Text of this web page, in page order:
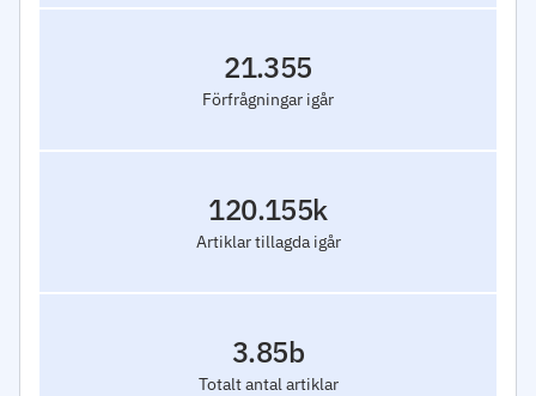
Förfrågningar igår
21.355
Artiklar tillagda igår
120.155k
Totalt antal artiklar
3.85b